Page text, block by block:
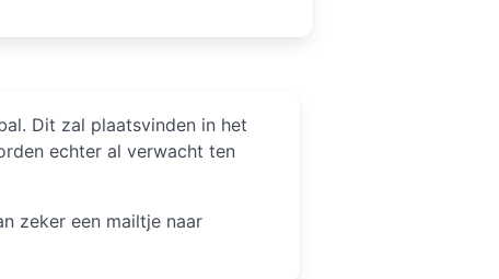
Dit zal plaatsvinden in het
echter al verwacht ten
zeker een mailtje naar